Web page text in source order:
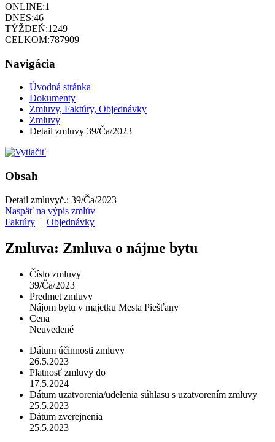
ONLINE:1
DNES:46
TÝŽDEŇ:1249
CELKOM:787909
Navigácia
Úvodná stránka
Dokumenty
Zmluvy, Faktúry, Objednávky
Zmluvy
Detail zmluvy 39/Ča/2023
Obsah
Detail zmluvyč.: 39/Ča/2023
Naspäť na výpis zmlúv
Faktúry | Objednávky
Zmluva: Zmluva o nájme bytu
Číslo zmluvy
39/Ča/2023
Predmet zmluvy
Nájom bytu v majetku Mesta Piešťany
Cena
Neuvedené
Dátum účinnosti zmluvy
26.5.2023
Platnosť zmluvy do
17.5.2024
Dátum uzatvorenia/udelenia súhlasu s uzatvorením zmluvy
25.5.2023
Dátum zverejnenia
25.5.2023